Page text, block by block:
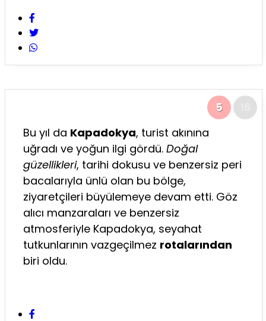
5
Bu yıl da Kapadokya, turist akınına
uğradı ve yoğun ilgi gördü. Doğal
güzellikleri, tarihi dokusu ve benzersiz peri
bacalarıyla ünlü olan bu bölge,
ziyaretçileri büyülemeye devam etti. Göz
alıcı manzaraları ve benzersiz
atmosferiyle Kapadokya, seyahat
tutkunlarının vazgeçilmez rotalarından
biri oldu.